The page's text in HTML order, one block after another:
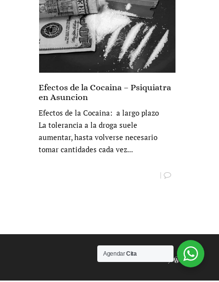
Efectos de la Cocaina – Psiquiatra
en Asuncion
Efectos de la Cocaina: a largo plazo
La tolerancia a la droga suele
aumentar, hasta volverse necesario
tomar cantidades cada vez...
|
AgendarCita